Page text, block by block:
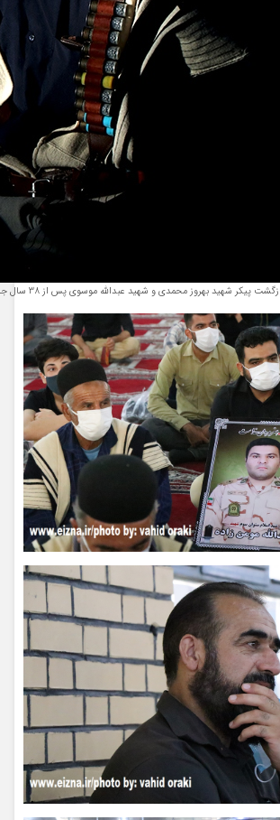
و شهید عبدالله موسوی پس از 38 سال جاویدالاثری/استقبال باشکوه مردم ایذه از شهدای تازه تفحص شده/عکاس: وحید اورکی